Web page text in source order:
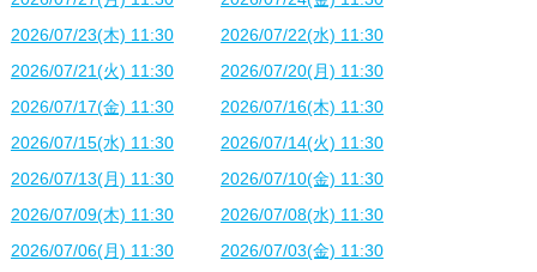
2026/07/23(木) 11:30
2026/07/22(水) 11:30
2026/07/21(火) 11:30
2026/07/20(月) 11:30
2026/07/17(金) 11:30
2026/07/16(木) 11:30
2026/07/15(水) 11:30
2026/07/14(火) 11:30
2026/07/13(月) 11:30
2026/07/10(金) 11:30
2026/07/09(木) 11:30
2026/07/08(水) 11:30
2026/07/06(月) 11:30
2026/07/03(金) 11:30